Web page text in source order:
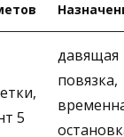
5
давящая
повязка,